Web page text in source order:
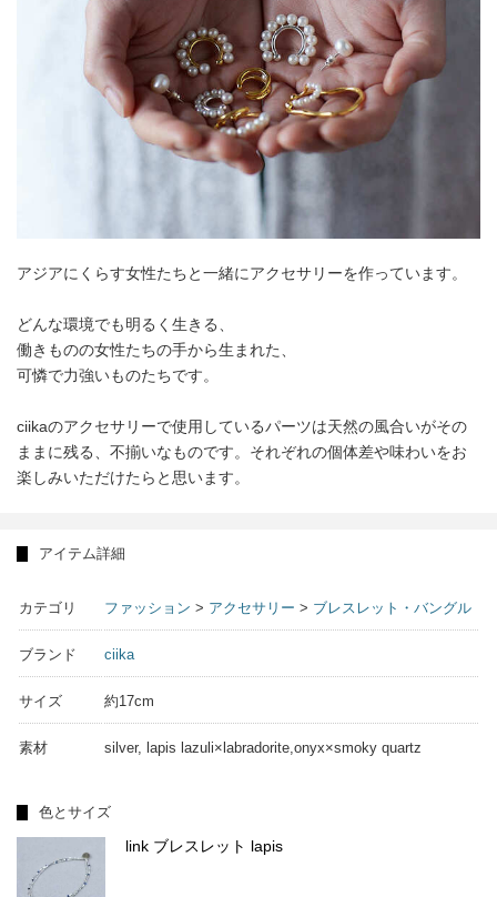
アジアにくらす女性たちと一緒にアクセサリーを作っています。
どんな環境でも明るく生きる、
働きものの女性たちの手から生まれた、
可憐で力強いものたちです。
ciikaのアクセサリーで使用しているパーツは天然の風合いがその
ままに残る、不揃いなものです。それぞれの個体差や味わいをお
楽しみいただけたらと思います。
アイテム詳細
カテゴリ ファッション > アクセサリー > ブレスレット・バングル
ブランド ciika
サイズ 約17cm
素材 silver, lapis lazuli×labradorite,onyx×smoky quartz
色とサイズ
link ブレスレット lapis